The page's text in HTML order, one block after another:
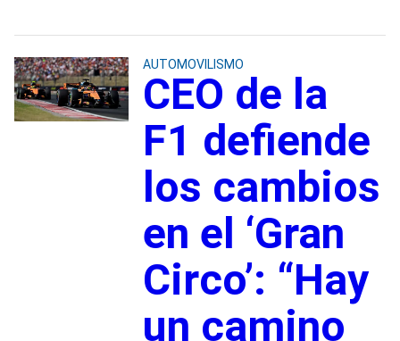
AUTOMOVILISMO
CEO de la
F1 defiende
los cambios
en el ‘Gran
Circo’: “Hay
un camino